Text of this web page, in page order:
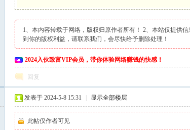
1、本内容转载于网络，版权归原作者所有！ 2、本站仅提供
到你的版权利益，请联系我们，会尽快给予删除处理！
2024入伙致富VIP会员，带你体验网络赚钱的快感！
回复
发表于 2024-5-8 15:31 显示全部楼层
此帖仅作者可见